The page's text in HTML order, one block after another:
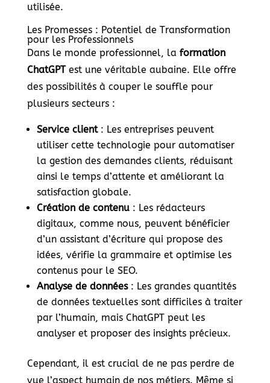
utilisée.
Les Promesses : Potentiel de Transformation
pour les Professionnels
Dans le monde professionnel, la formation
ChatGPTest une véritable aubaine. Elle offre
des possibilités à couper le souffle pour
plusieurs secteurs :
Service client: Les entreprises peuvent
utiliser cette technologie pour automatiser
la gestion des demandes clients, réduisant
ainsi le temps d’attente et améliorant la
satisfaction globale.
Création de contenu: Les rédacteurs
digitaux, comme nous, peuvent bénéficier
d’un assistant d’écriture qui propose des
idées, vérifie la grammaire et optimise les
contenus pour le SEO.
Analyse de données: Les grandes quantités
de données textuelles sont difficiles à traiter
par l’humain, mais ChatGPT peut les
analyser et proposer des insights précieux.
Cependant, il est crucial de ne pas perdre de
vue l’aspect humain de nos métiers. Même si